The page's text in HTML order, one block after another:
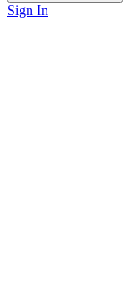
Sign In